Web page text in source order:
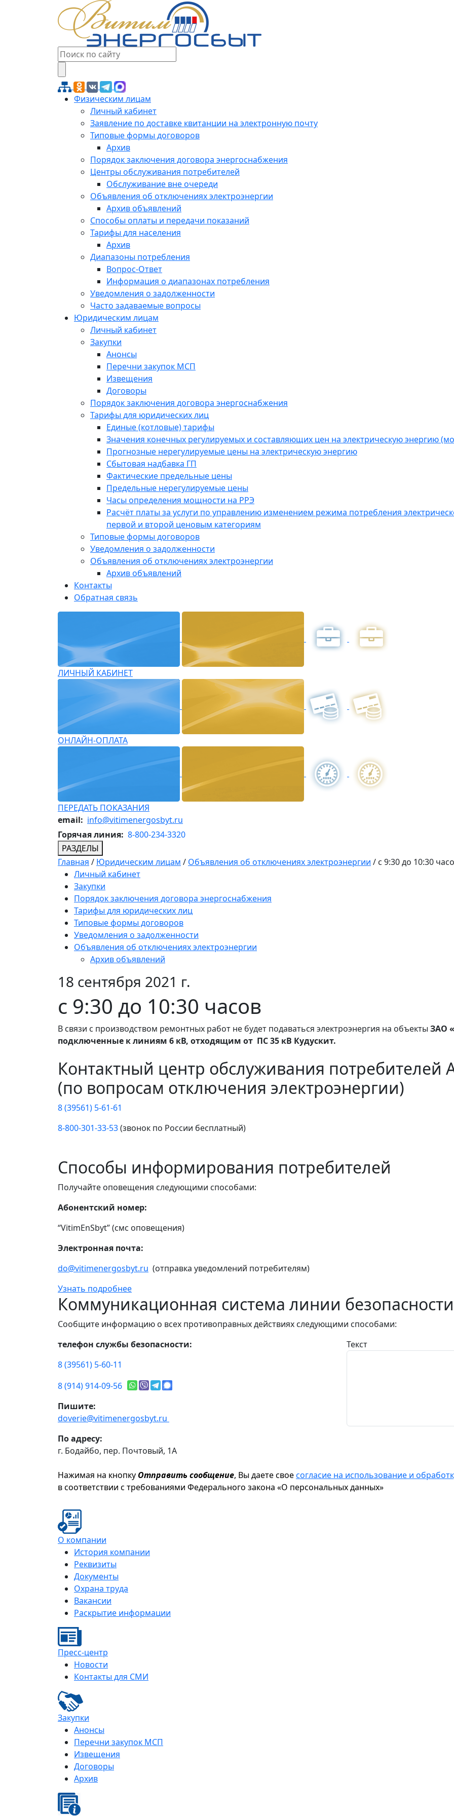
Физическим лицам
Личный кабинет
Заявление по доставке квитанции на электронную почту
Типовые формы договоров
Архив
Порядок заключения договора энергоснабжения
Центры обслуживания потребителей
Обслуживание вне очереди
Объявления об отключениях электроэнергии
Архив объявлений
Способы оплаты и передачи показаний
Тарифы для населения
Архив
Диапазоны потребления
Вопрос-Ответ
Информация о диапазонах потребления
Уведомления о задолженности
Часто задаваемые вопросы
Юридическим лицам
Личный кабинет
Закупки
Анонсы
Перечни закупок МСП
Извещения
Договоры
Порядок заключения договора энергоснабжения
Тарифы для юридических лиц
Единые (котловые) тарифы
Значения конечных регулируемых и составляющих цен на электрическую энергию
Прогнозные нерегулируемые цены на электрическую энергию
Сбытовая надбавка ГП
Фактические предельные цены
Предельные нерегулируемые цены
Часы определения мощности на РРЭ
Расчёт платы за услуги по управлению изменением режима потребления
первой и второй ценовым категориям
Типовые формы договоров
Уведомления о задолженности
Объявления об отключениях электроэнергии
Архив объявлений
Контакты
Обратная связь
ЛИЧНЫЙ КАБИНЕТ
ОНЛАЙН-ОПЛАТА
ПЕРЕДАТЬ ПОКАЗАНИЯ
email: info@vitimenergosbyt.ru
Горячая линия: 8-800-234-3320
РАЗДЕЛЫ
Главная / Юридическим лицам / Объявления об отключениях электроэнергии / с 9:30 до 10:30
Личный кабинет
Закупки
Порядок заключения договора энергоснабжения
Тарифы для юридических лиц
Типовые формы договоров
Уведомления о задолженности
Объявления об отключениях электроэнергии
Архив объявлений
18 сентября 2021 г.
с 9:30 до 10:30 часов
В связи с производством ремонтных работ не будет подаваться электроэнергия на объекты ЗАО
подключенные к линиям 6 кВ, отходящим от ПС 35 кВ Кудускит.
Контактный центр обслуживания потребителей
(по вопросам отключения электроэнергии)
8 (39561) 5-61-61
8-800-301-33-53(звонок по России бесплатный)
Способы информирования потребителей
Получайте оповещения следующими способами:
Абонентский номер:
“VitimEnSbyt” (смс оповещения)
Электронная почта:
do@vitimenergosbyt.ru (отправка уведомлений потребителям)
Узнать подробнее
Коммуникационная система линии безопасности
Сообщите информацию о всех противоправных действиях следующими способами:
телефон службы безопасности:
8 (39561) 5-60-11
8 (914) 914-09-56
Пишите:
doverie@vitimenergosbyt.ru
По адресу:
г. Бодайбо, пер. Почтовый, 1А
Текст
Нажимая на кнопку Отправить сообщение, Вы даете своесогласие на использование и
в соответствии с требованиями Федерального закона «О персональных данных»
О компании
История компании
Реквизиты
Документы
Охрана труда
Вакансии
Раскрытие информации
Пресс-центр
Новости
Контакты для СМИ
Закупки
Анонсы
Перечни закупок МСП
Извещения
Договоры
Архив